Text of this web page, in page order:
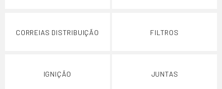
CORREIAS DISTRIBUIÇÃO FILTROS
IGNIÇÃO JUNTAS